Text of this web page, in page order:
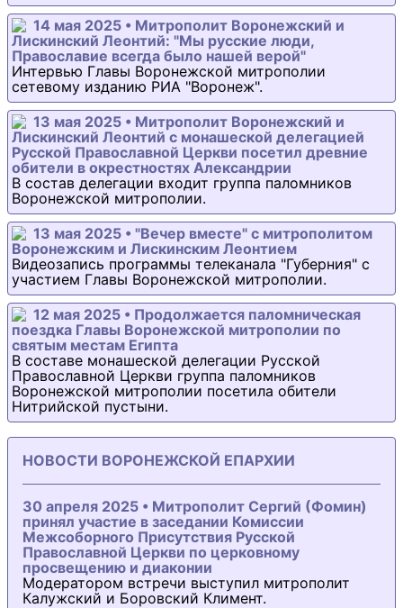
14 мая 2025 • Митрополит Воронежский и
Лискинский Леонтий: "Мы русские люди,
Православие всегда было нашей верой"
Интервью Главы Воронежской митрополии
сетевому изданию РИА "Воронеж".
13 мая 2025 • Митрополит Воронежский и
Лискинский Леонтий с монашеской делегацией
Русской Православной Церкви посетил древние
обители в окрестностях Александрии
В состав делегации входит группа паломников
Воронежской митрополии.
13 мая 2025 • "Вечер вместе" с митрополитом
Воронежским и Лискинским Леонтием
Видеозапись программы телеканала "Губерния" с
участием Главы Воронежской митрополии.
12 мая 2025 • Продолжается паломническая
поездка Главы Воронежской митрополии по
святым местам Египта
В составе монашеской делегации Русской
Православной Церкви группа паломников
Воронежской митрополии посетила обители
Нитрийской пустыни.
НОВОСТИ ВОРОНЕЖСКОЙ ЕПАРХИИ
30 апреля 2025 • Митрополит Сергий (Фомин)
принял участие в заседании Комиссии
Межсоборного Присутствия Русской
Православной Церкви по церковному
просвещению и диаконии
Модератором встречи выступил митрополит
Калужский и Боровский Климент.